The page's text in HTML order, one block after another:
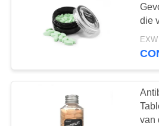
Te kauwen
die
van
van